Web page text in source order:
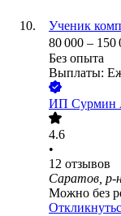
Ученик
80 000 – 150
Без опыта
Выплаты:
ИП Сурмин
4.6
•
12 отзывов
Саратов, р-
Можно без